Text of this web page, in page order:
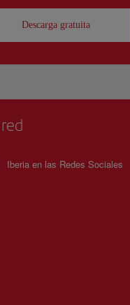
Descarga gratuita
Iberia en las Redes Sociales